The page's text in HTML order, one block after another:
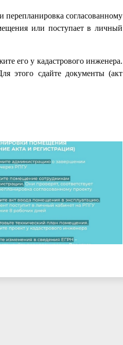
согласованному
или поступает в личный
его у кадастрового инженера.
этого сдайте документы (акт